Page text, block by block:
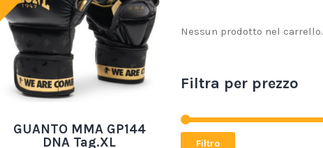
GUANTO MMA GP144
DNA Tag.XL
Nessun prodotto nel carrello.
Filtra per prezzo
Filtro